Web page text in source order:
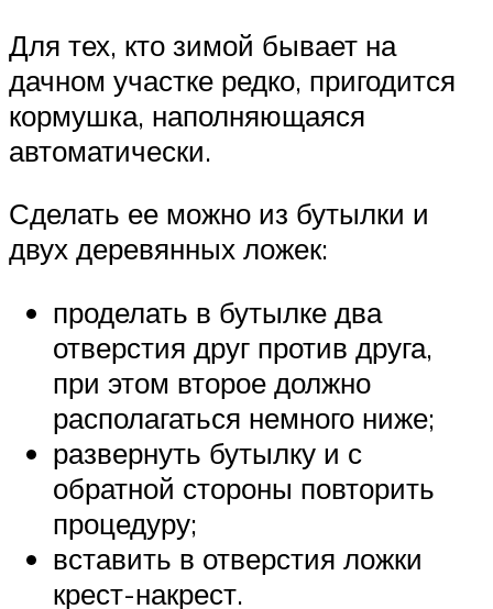
Для тех, кто зимой бывает на
дачном участке редко, пригодится
кормушка, наполняющаяся
автоматически.
Сделать ее можно из бутылки и
двух деревянных ложек:
проделать в бутылке два
отверстия друг против друга,
при этом второе должно
располагаться немного ниже;
развернуть бутылку и с
обратной стороны повторить
процедуру;
вставить в отверстия ложки
крест-накрест.